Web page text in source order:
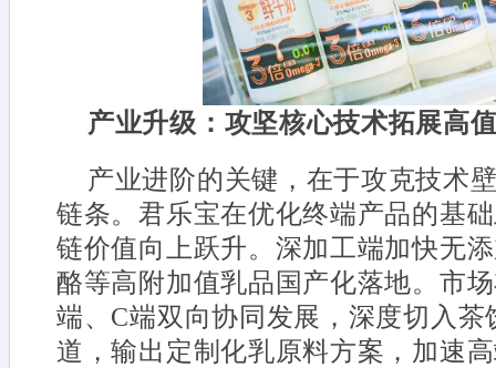
产业升级：攻坚核心技术拓展高
产业进阶的关键，在于攻克技术
链条。君乐宝在优化终端产品的基
链价值向上跃升。深加工端加快无
酪等高附加值乳品国产化落地。市
端、C端双向协同发展，深度切入
道，输出定制化乳原料方案，加速